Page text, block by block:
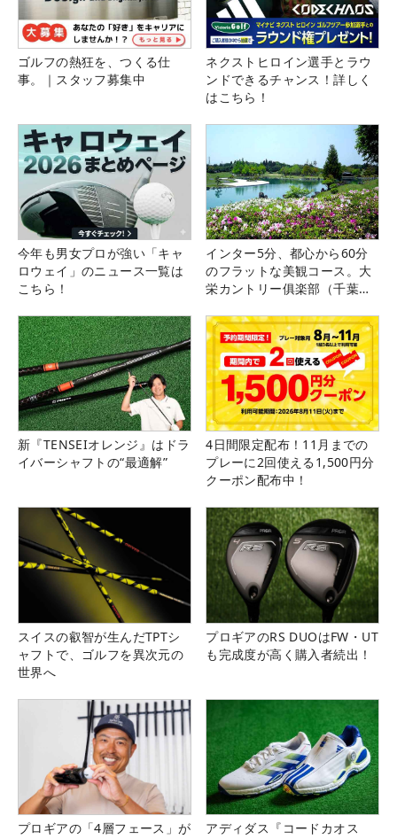
ゴルフの熱狂を、つくる仕
事。｜スタッフ募集中
ネクストヒロイン選手とラウ
ンドできるチャンス！詳しく
はこちら！
今年も男女プロが強い「キャ
ロウェイ」のニュース一覧は
こちら！
インター5分、都心から60分
のフラットな美観コース。大
栄カントリー俱楽部（千葉
新『TENSEIオレンジ』はドラ
イバーシャフトの“最適解”
4日間限定配布！11月までの
プレーに2回使える1,500円分
クーポン配布中！
スイスの叡智が生んだTPTシ
ャフトで、ゴルフを異次元の
世界へ
プロギアのRS DUOはFW・UT
も完成度が高く購入者続出！
プロギアの「4層フェース」が
アディダス『コードカオス